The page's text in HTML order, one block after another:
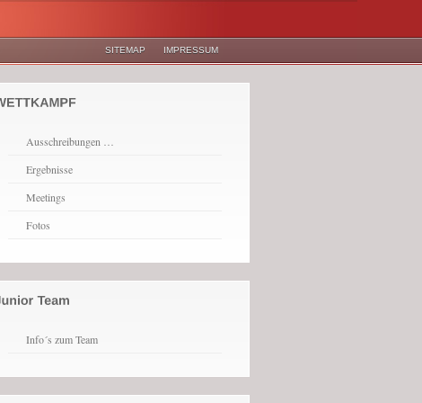
SITEMAP IMPRESSUM
Ausschreibungen …
Ergebnisse
Meetings
Fotos
Info´s zum Team